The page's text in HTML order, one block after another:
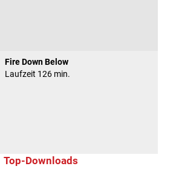
Fire Down Below
Laufzeit 126 min.
Top-Downloads